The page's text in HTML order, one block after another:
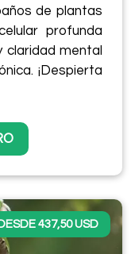
de plantas
profunda
mental
¡Despierta
437,50 USD